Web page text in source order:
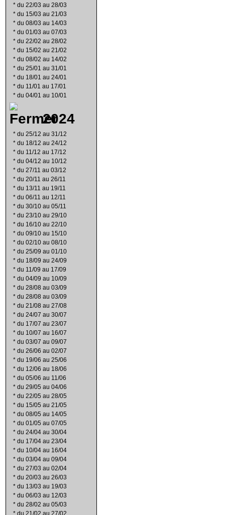
* du 22/03 au 28/03
* du 15/03 au 21/03
* du 08/03 au 14/03
* du 01/03 au 07/03
* du 22/02 au 28/02
* du 15/02 au 21/02
* du 08/02 au 14/02
* du 25/01 au 31/01
* du 18/01 au 24/01
* du 11/01 au 17/01
* du 04/01 au 10/01
2024
* du 25/12 au 31/12
* du 18/12 au 24/12
* du 11/12 au 17/12
* du 04/12 au 10/12
* du 27/11 au 03/12
* du 20/11 au 26/11
* du 13/11 au 19/11
* du 06/11 au 12/11
* du 30/10 au 05/11
* du 23/10 au 29/10
* du 16/10 au 22/10
* du 09/10 au 15/10
* du 02/10 au 08/10
* du 25/09 au 01/10
* du 18/09 au 24/09
* du 11/09 au 17/09
* du 04/09 au 10/09
* du 28/08 au 03/09
* du 28/08 au 03/09
* du 21/08 au 27/08
* du 24/07 au 30/07
* du 17/07 au 23/07
* du 10/07 au 16/07
* du 03/07 au 09/07
* du 26/06 au 02/07
* du 19/06 au 25/06
* du 12/06 au 18/06
* du 05/06 au 11/06
* du 29/05 au 04/06
* du 22/05 au 28/05
* du 15/05 au 21/05
* du 08/05 au 14/05
* du 01/05 au 07/05
* du 24/04 au 30/04
* du 17/04 au 23/04
* du 10/04 au 16/04
* du 03/04 au 09/04
* du 27/03 au 02/04
* du 20/03 au 26/03
* du 13/03 au 19/03
* du 06/03 au 12/03
* du 28/02 au 05/03
* du 21/02 au 27/02